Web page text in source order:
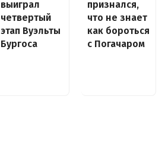
выиграл
четвертый
этап Вуэльты
Бургоса
признался,
что не знает
как бороться
с Погачаром